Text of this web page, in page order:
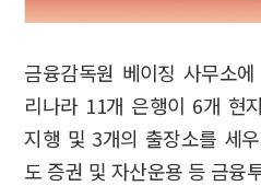
금융감독원 베이징 사무소
리나라 11개 은행이 6개 현
지행 및 3개의 출장소를 세
도 증권 및 자산운용 등 금융